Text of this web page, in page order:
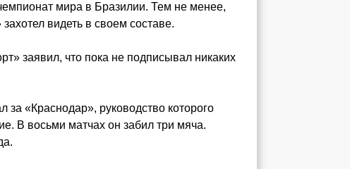
мира в Бразилии. Тем не менее,
видеть в своем составе.
заявил, что пока не подписывал никаких
«Краснодар», руководство которого
В восьми матчах он забил три мяча.